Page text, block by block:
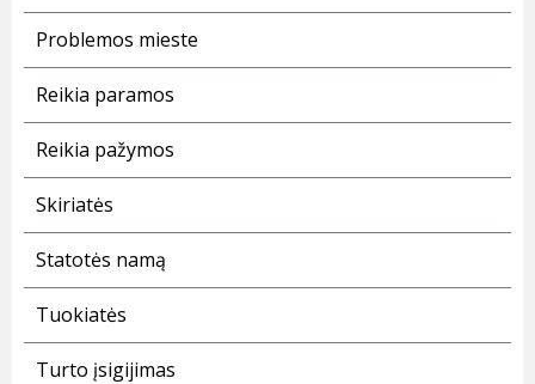
Problemos mieste
Reikia paramos
Reikia pažymos
Skiriatės
Statotės namą
Tuokiatės
Turto įsigijimas